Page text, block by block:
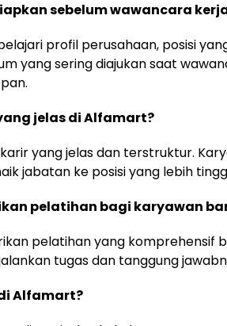
sebelum wawancara
profil perusahaan, posisi
yang sering diajukan saat
jelas di Alfamart?
yang jelas dan terstruktur.
jabatan ke posisi yang lebih
pelatihan bagi karyawan
pelatihan yang komprehensif
tugas dan tanggung
Alfamart?